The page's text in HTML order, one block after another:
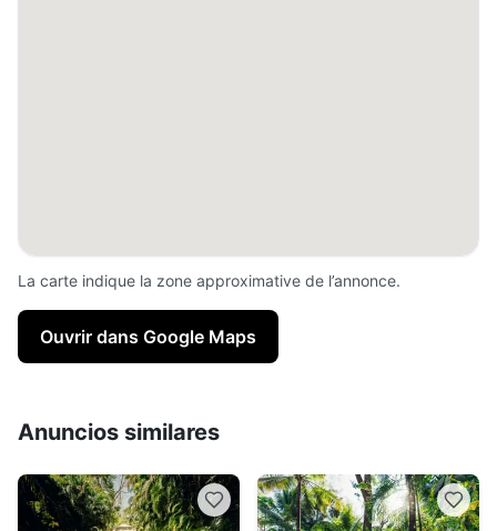
La carte indique la zone approximative de l’annonce.
Ouvrir dans Google Maps
Anuncios similares